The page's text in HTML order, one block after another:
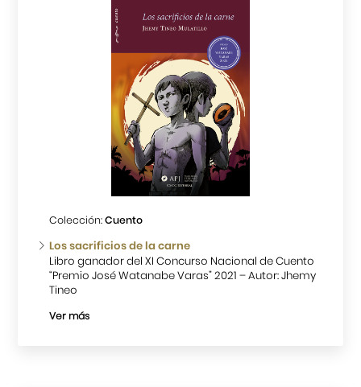
Colección:Cuento
Los sacrificios de la carne
Libro ganador del XI Concurso Nacional de Cuento
“Premio José Watanabe Varas” 2021 – Autor: Jhemy
Tineo
Ver más